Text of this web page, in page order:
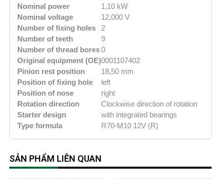
Nominal power
1,10 kW
Nominal voltage
12,000 V
Number of fixing holes
2
Number of teeth
9
Number of thread bores 0
Original equipment (OE)0001107402
Pinion rest position
18,50 mm
Position of fixing hole
left
Position of nose
right
Rotation direction
Clockwise direction of rotation
Starter design
with integrated bearings
Type formula
R70-M10 12V (R)
SẢN PHẨM LIÊN QUAN